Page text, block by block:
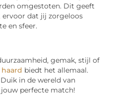
omgestoten. Dit geeft
dat jij zorgeloos
en sfeer.
gemak, stijl of
biedt het allemaal.
in de wereld van
perfecte match!